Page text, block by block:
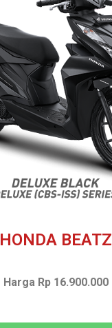
HONDA BEATZ
Harga Rp 16.900.000